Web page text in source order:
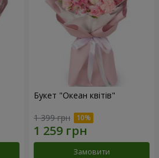
Букет "Океан квітів"
1 399 грн
Замовити